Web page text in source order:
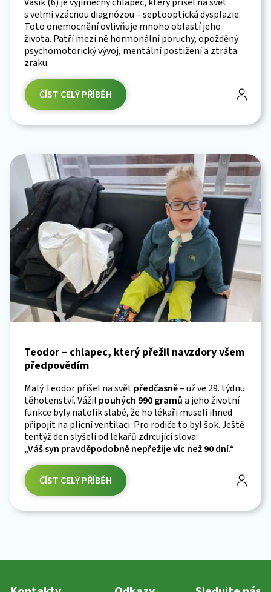
s velmi vzácnou diagnózou – septooptická dysplazie.
Toto onemocnění ovlivňuje mnoho oblastí jeho
života. Patří mezi ně hormonální poruchy, opožděný
psychomotorický vývoj, mentální postižení a ztráta
zraku.
ČÍST CELÝ PŘÍBĚH
Teodor – chlapec, který přežil navzdory všem
předpovědím
Malý Teodor přišel na světpředčasně– už ve 29. týdnu
těhotenství. Vážil pouhých 990 gramůa jeho životní
funkce byly natolik slabé, že ho lékaři museli ihned
připojit na plicní ventilaci. Pro rodiče to byl šok. Ještě
tentýž den slyšeli od lékařů zdrcující slova:
„Váš syn pravděpodobně nepřežije víc než 90 dní.“
ČÍST CELÝ PŘÍBĚH